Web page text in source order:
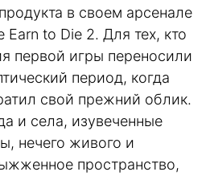
в своем арсенале
Earn to Die 2. Для тех, кто
первой игры переносили
период, когда
свой прежний облик.
и села, изувеченные
нечего живого и
пространство,